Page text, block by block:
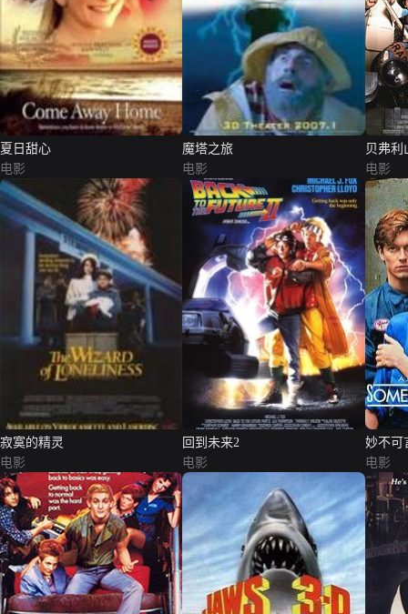
夏日甜心
电影
魔塔之旅
电影
贝弗利
电影
寂寞的精灵
电影
回到未来2
电影
妙不可
电影